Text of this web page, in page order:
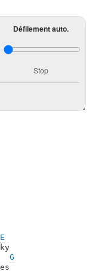
Défilement auto.
Stop
E
I see the stars come out of the sky
G